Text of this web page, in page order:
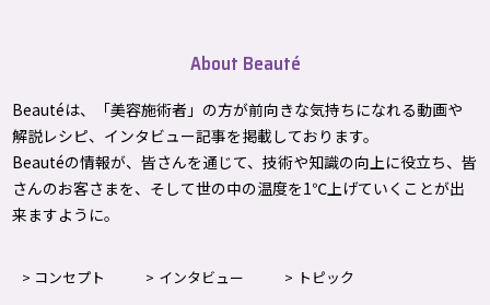
About Beauté
Beautéは、「美容施術者」の方が前向きな気持ちになれる動画や
解説レシピ、インタビュー記事を掲載しております。
Beautéの情報が、皆さんを通じて、技術や知識の向上に役立ち、皆
さんのお客さまを、そして世の中の温度を1℃上げていくことが出
来ますように。
コンセプト インタビュー トピック